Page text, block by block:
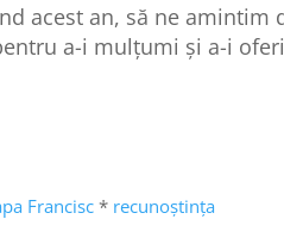
acest an, să ne amintim
a-i mulțumi și a-i
Francisc* recunoștința